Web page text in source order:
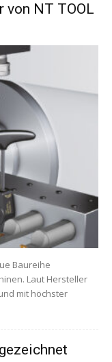
von NT TOOL
Baureihe
Laut Hersteller
mit höchster